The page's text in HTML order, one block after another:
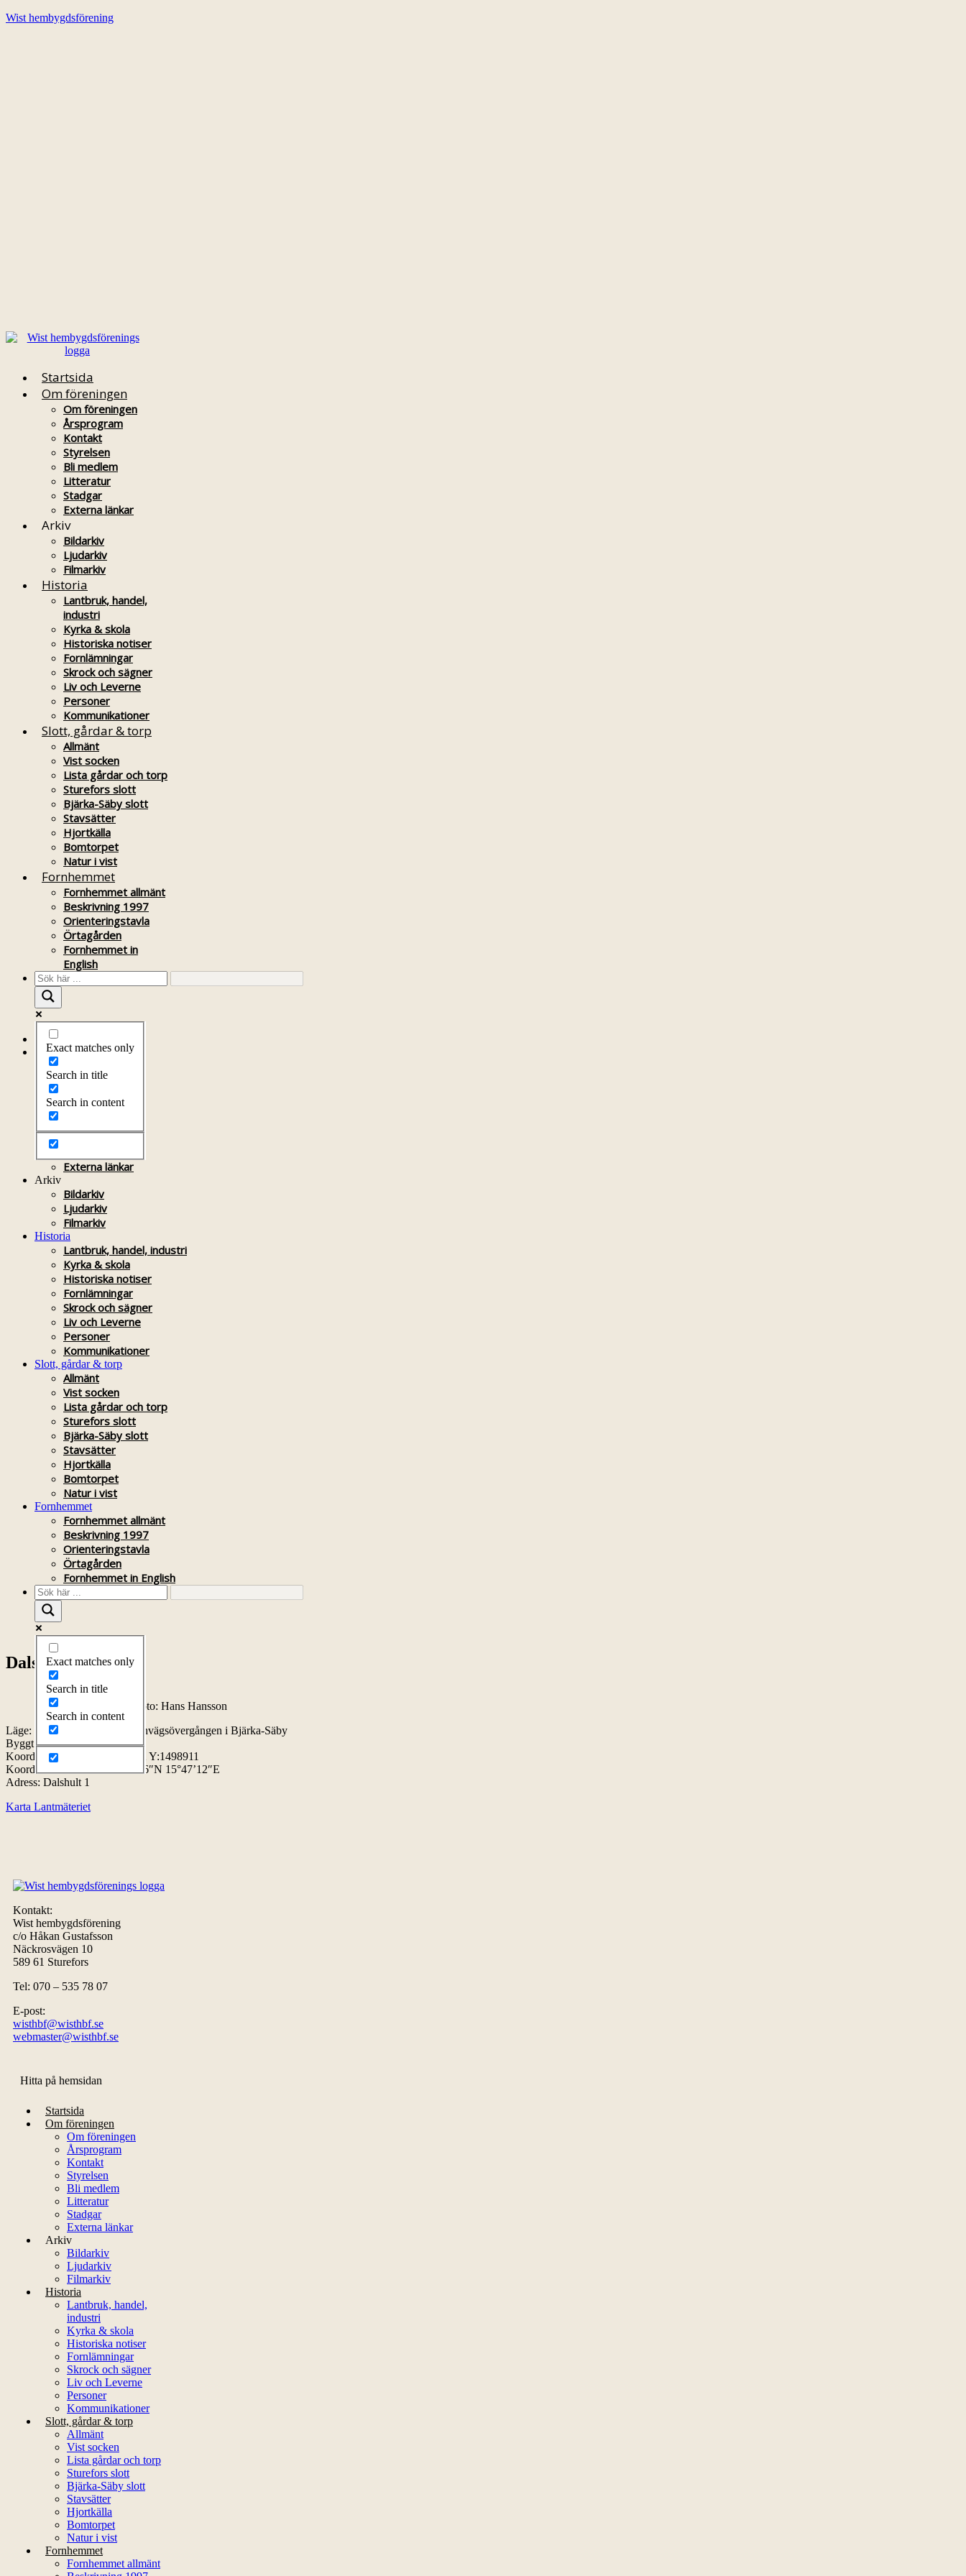
Wist hembygdsförening
Startsida
Om föreningen
Om föreningen
Årsprogram
Kontakt
Styrelsen
Bli medlem
Litteratur
Stadgar
Externa länkar
Arkiv
Bildarkiv
Ljudarkiv
Filmarkiv
Historia
Lantbruk, handel,
industri
Kyrka & skola
Historiska notiser
Fornlämningar
Skrock och sägner
Liv och Leverne
Personer
Kommunikationer
Slott, gårdar & torp
Allmänt
Vist socken
Lista gårdar och torp
Sturefors slott
Bjärka-Säby slott
Stavsätter
Hjortkälla
Bomtorpet
Natur i vist
Fornhemmet
Fornhemmet allmänt
Beskrivning 1997
Orienteringstavla
Örtagården
Fornhemmet in
English
Exact matches only
Search in title
Search in content
Startsida
Om föreningen
Årsprogram
Kontakt
Styrelsen
Litteratur
Externa länkar
Arkiv
Bildarkiv
Ljudarkiv
Filmarkiv
Historia
Lantbruk, handel, industri
Kyrka & skola
Historiska notiser
Fornlämningar
Skrock och sägner
Liv och Leverne
Personer
Kommunikationer
Slott, gårdar & torp
Allmänt
Vist socken
Lista gårdar och torp
Sturefors slott
Bjärka-Säby slott
Stavsätter
Hjortkälla
Bomtorpet
Natur i vist
Fornhemmet
Fornhemmet allmänt
Beskrivning 1997
Orienteringstavla
Örtagården
Fornhemmet in English
Exact matches only
Search in title
Search in content
Dalshult
Dalshult 2002-04-03. Foto: Hans Hansson
Läge: ca 2,5 km sydost om järnvägsövergången i Bjärka-Säby
Byggt:
Koordinater RT90:
X:6459302 Y:1498911
Koordinater WGS84: 58°15’26″N 15°47’12″E
Adress: Dalshult 1
Karta Lantmäteriet
Kontakt:
Wist hembygdsförening
c/o Håkan Gustafsson
Näckrosvägen 10
589 61 Sturefors
Tel: 070 – 535 78 07
E-post:
wisthbf@wisthbf.se
webmaster@wisthbf.se
Hitta på hemsidan
Startsida
Om föreningen
Om föreningen
Årsprogram
Kontakt
Styrelsen
Bli medlem
Litteratur
Stadgar
Externa länkar
Arkiv
Bildarkiv
Ljudarkiv
Filmarkiv
Historia
Lantbruk, handel,
industri
Kyrka & skola
Historiska notiser
Fornlämningar
Skrock och sägner
Liv och Leverne
Personer
Kommunikationer
Slott, gårdar & torp
Allmänt
Vist socken
Lista gårdar och torp
Sturefors slott
Bjärka-Säby slott
Stavsätter
Hjortkälla
Bomtorpet
Natur i vist
Fornhemmet
Fornhemmet allmänt